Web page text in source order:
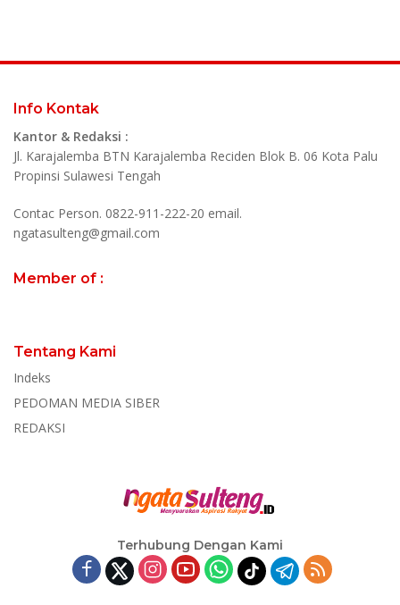
Info Kontak
Kantor & Redaksi :
Jl. Karajalemba BTN Karajalemba Reciden Blok B. 06 Kota Palu
Propinsi Sulawesi Tengah
Contac Person. 0822-911-222-20 email.
ngatasulteng@gmail.com
Member of :
Tentang Kami
Indeks
PEDOMAN MEDIA SIBER
REDAKSI
Terhubung Dengan Kami